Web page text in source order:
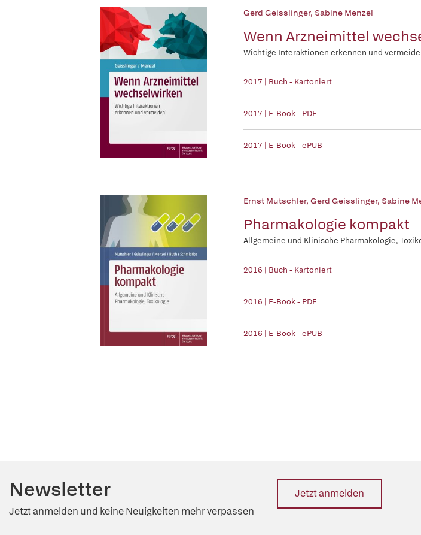
Gerd Geisslinger, Sabine Menzel
Wenn Arzneimittel
Wichtige Interaktionen erkennen und
2017 | Buch - Kartoniert
2017 | E-Book - PDF
2017 | E-Book - ePUB
Ernst Mutschler, Gerd Geisslinger, Sabine
Pharmakologie kompakt
Allgemeine und Klinische Pharmakologie,
2016 | Buch - Kartoniert
2016 | E-Book - PDF
2016 | E-Book - ePUB
Newsletter
Jetzt anmelden und keine Neuigkeiten mehr verpassen
Jetzt anmelden